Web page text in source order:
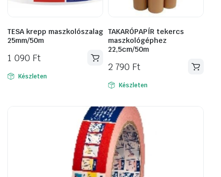
TESA krepp maszkolószalag
25mm/50m
1 090 Ft
Készleten
TAKARÓPAPÍR tekercs
maszkológéphez
22,5cm/50m
2 790 Ft
Készleten